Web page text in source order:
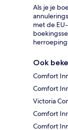
Als je je
met de
Ook
Comfort
Comfort
Victoria
Comfort
Comfort